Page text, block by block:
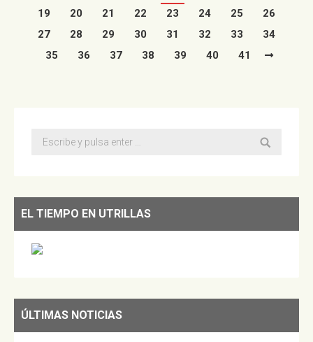
19
20 21 22 23 24 25
26
27
28 29 30 31 32 33
34
35
36 37 38 39 40 41
Buscar:
EL TIEMPO EN UTRILLAS
ÚLTIMAS NOTICIAS